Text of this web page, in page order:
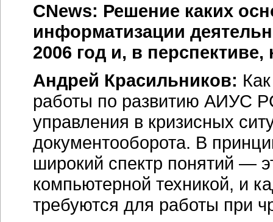
CNews: Решение каких
информатизации
2006 год и, в перспективе,
Андрей Красильников:
работы по развитию АИУС
управления в кризисных
документооборота. В
широкий спектр понятий —
компьютерной техникой, и
требуются для работы при